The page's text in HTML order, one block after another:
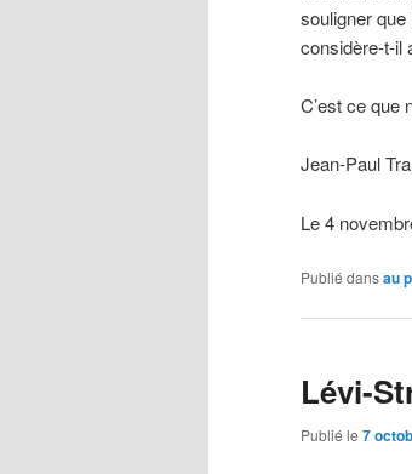
souligner
considère-t-il
C’est ce que
Jean-Paul
Le 4
Publié dansau
Lévi-
Publié le 7